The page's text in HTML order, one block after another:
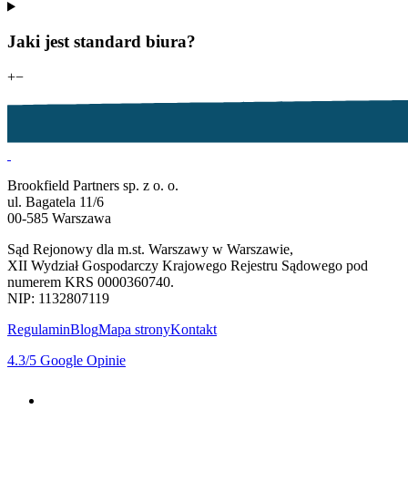
Jaki jest standard biura?
+−
Brookfield Partners sp. z o. o.
ul. Bagatela 11/6
00-585 Warszawa
Sąd Rejonowy dla m.st. Warszawy w Warszawie,
XII Wydział Gospodarczy Krajowego Rejestru Sądowego pod
numerem KRS 0000360740.
NIP: 1132807119
RegulaminBlogMapa stronyKontakt
4.3/5 Google Opinie